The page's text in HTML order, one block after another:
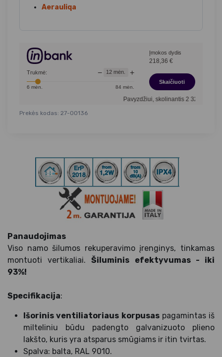
Aerauliqa
Trukmė: − 12 mėn. +
6 mėn. 84 mėn.
Įmokos dydis
218,36 €
Skaičiuoti
Pavyzdžiui, skolinantis2 321,00€, kai
Prekės kodas: 27-00136
Panaudojimas
Viso namo šilumos rekuperavimo įrenginys, tinkamas
montuoti vertikaliai.Šiluminis efektyvumas - iki
93%!
Specifikacija:
Išorinis ventiliatoriaus korpusaspagamintas iš
milteliniu būdu padengto galvanizuoto plieno
lakšto, kuris yra atsparus smūgiams ir itin tvirtas.
Spalva: balta, RAL 9010.